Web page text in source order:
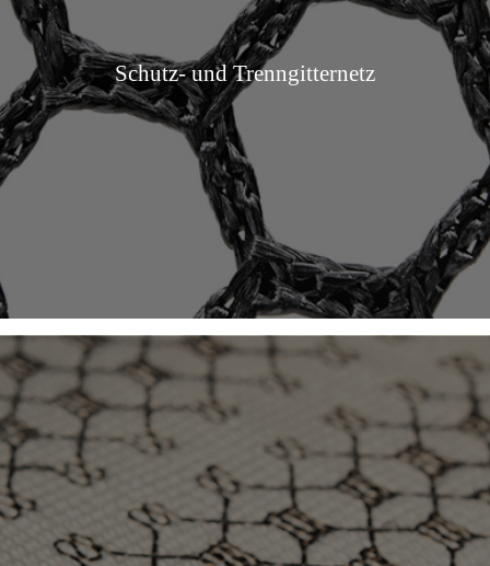
Schutz- und Trenngitternetz